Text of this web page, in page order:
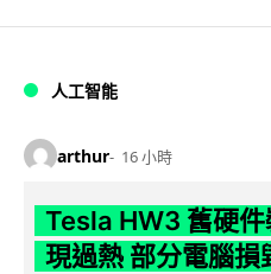
人工智能
arthur 16 小時
Tesla HW3 舊硬
現過熱 部分電腦